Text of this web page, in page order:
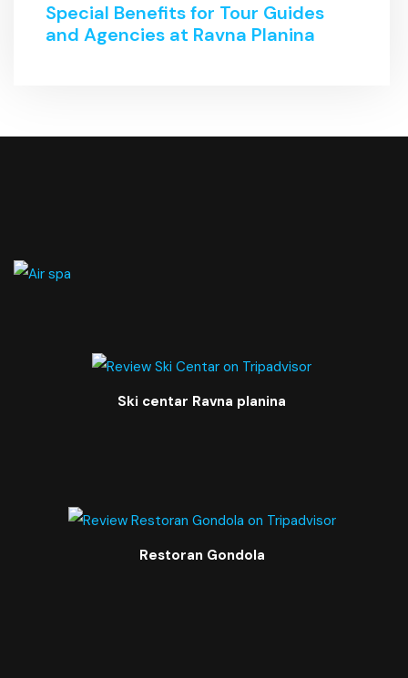
Special Benefits for Tour Guides
and Agencies at Ravna Planina
Ski centar Ravna planina
Restoran Gondola